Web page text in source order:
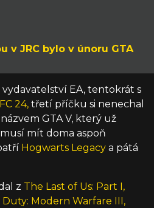
v JRC bylo v únoru GTA
EA, tentokrát s
24, třetí příčku si nenechal
GTA V, který už
mít doma aspoň
Hogwarts Legacy a pátá
z The Last of Us: Part I,
Duty: Modern Warfare III,